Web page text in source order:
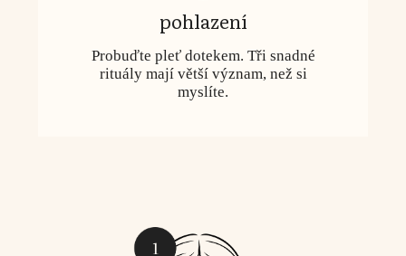
pohlazení
Probuďte pleť dotekem. Tři snadné
rituály mají větší význam, než si
myslíte.